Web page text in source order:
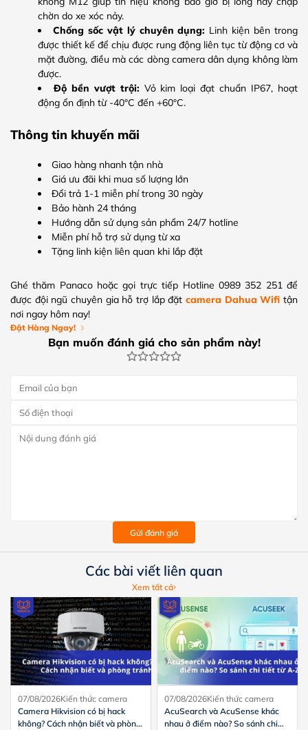
chờn do xe xóc nảy.
Chống sốc vật lý chuyên dụng: Linh kiện bên trong
được thiết kế để chịu được rung động liên tục từ động cơ và
mặt đường, điều mà các dòng camera dân dụng không làm
được.
Độ bền vượt trội: Vỏ kim loại đạt chuẩn IP67, hoạt
động ổn định từ -40°C đến +60°C.
Thông tin khuyến mãi
Giao hàng nhanh tận nhà
Giá ưu đãi khi mua số lượng lớn
Đổi trả 1-1 miễn phí trong 30 ngày
Bảo hành 24 tháng
Hướng dẫn sử dụng sản phẩm 24/7 hotline
Miễn phí hỗ trợ sử dụng từ xa
Tặng linh kiện liên quan khi lắp đặt
Ghé thăm Panaco hoặc gọi trực tiếp Hotline 0989 352 251 để
được đội ngũ chuyên gia hỗ trợ lắp đặt camera Dahua Wifi tận
nơi ngay hôm nay!
Đặt Hàng Ngay!
Bạn muốn đánh giá cho sản phẩm này!
Gửi đánh giá
Các bài viết liên quan
Xem tất cả
07/08/2026Kiến thức camera
Camera Hikvision có bị hack
không? Cách nhận biết và phòng
07/08/2026Kiến thức camera
AcuSearch và AcuSense khác
nhau ở điểm nào? So sánh chi